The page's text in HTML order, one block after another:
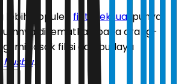
lebih populer, fictoseksual punya
disematkan pada orang-
sosok fiksi dari budaya
husbu.